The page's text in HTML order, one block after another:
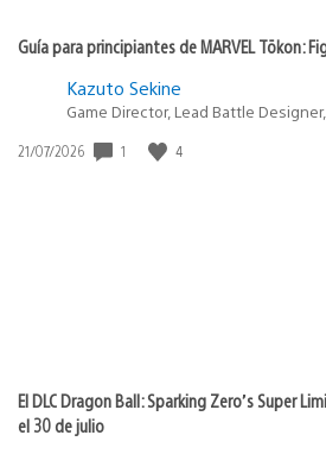
Guía para principiantes de MARVEL Tōkon:
Kazuto Sekine
Game Director, Lead Battle
Fecha
21/07/2026 1 4
El DLC Dragon Ball: Sparking Zero’s Super
el 30 de julio